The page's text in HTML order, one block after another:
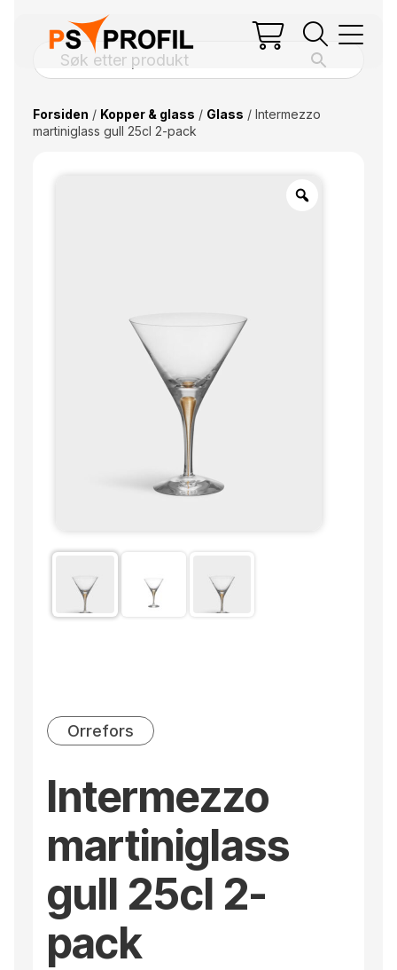
Forsiden / Kopper & glass / Glass / Intermezzo
martiniglass gull 25cl 2-pack
Orrefors
Intermezzo
martiniglass
gull 25cl 2-
pack